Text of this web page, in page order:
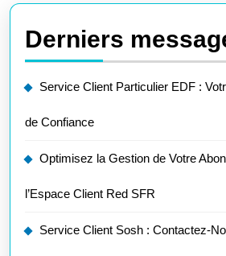
Derniers
Service Client Particulier EDF :
de Confiance
Optimisez la Gestion de Votre
l’Espace Client Red SFR
Service Client Sosh : Contactez-